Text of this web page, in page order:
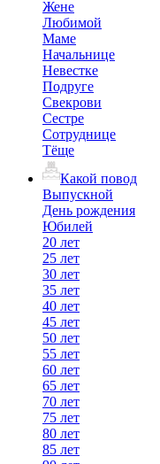
Жене
Любимой
Маме
Начальнице
Невестке
Подруге
Свекрови
Сестре
Сотруднице
Тёще
Какой повод
Выпускной
День рождения
Юбилей
20 лет
25 лет
30 лет
35 лет
40 лет
45 лет
50 лет
55 лет
60 лет
65 лет
70 лет
75 лет
80 лет
85 лет